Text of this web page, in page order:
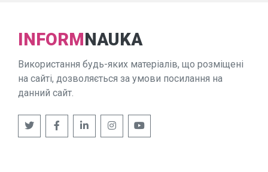
INFORMNAUKA
Використання будь-яких матеріалів, що розміщені
на сайті, дозволяється за умови посилання на
данний сайт.